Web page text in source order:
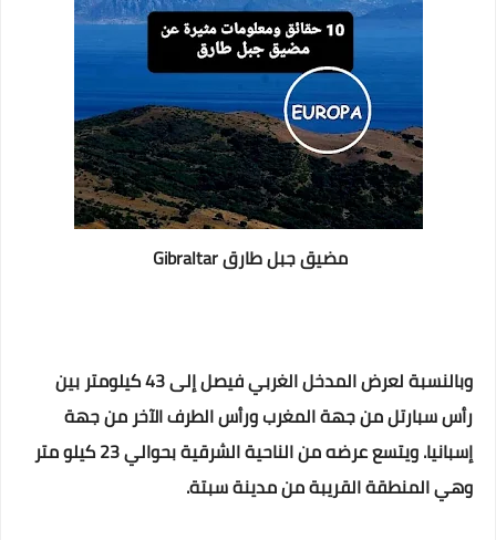
مضيق جبل طارق Gibraltar
وبالنسبة لعرض المدخل الغربي فيصل إلى 43 كيلومتر بين
رأس سبارتل من جهة المغرب ورأس الطرف الآخر من جهة
إسبانيا. ويتسع عرضه من الناحية الشرقية بحوالي 23 كيلو متر
وهي المنطقة القريبة من مدينة سبتة.